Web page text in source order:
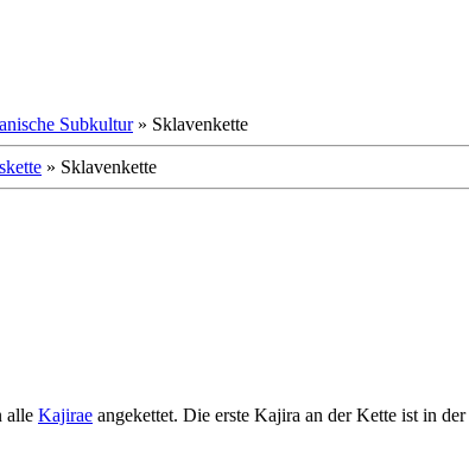
Subkultur» Sklavenkette
» Sklavenkette
alle Kajirae angekettet. Die erste Kajira an der Kette ist in